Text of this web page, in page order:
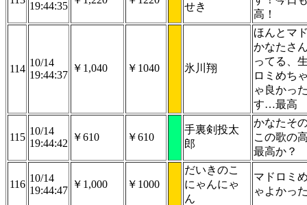
19:44:35
せき
高！
114
10/14
19:44:37
￥1,040 ￥1040 氷川翔
ほんとマ
かなたさ
ってる、
ロミめち
ゃ良かっ
す…最高
115
10/14
19:44:42
￥610 ￥610
手裏剣投太
郎
かなたそ
この歌の
最高か？
116
10/14
19:44:47
￥1,000 ￥1000
だいきのこ
にゃんにゃ
ん
マドロミ
ゃよかっ